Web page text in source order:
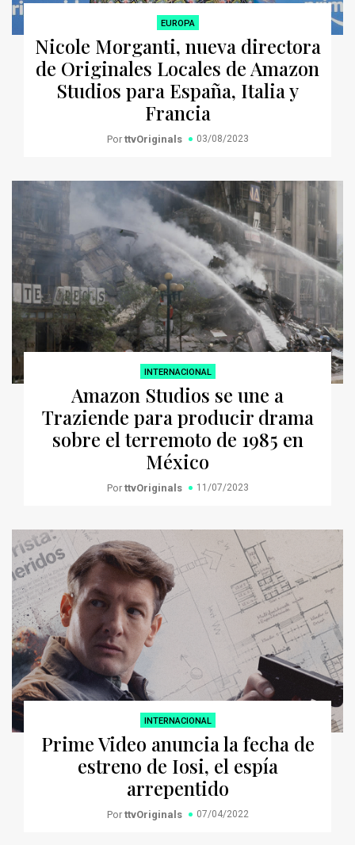
EUROPA
Nicole Morganti, nueva directora
de Originales Locales de Amazon
Studios para España, Italia y
Francia
Por ttvOriginals 03/08/2023
INTERNACIONAL
Amazon Studios se une a
Traziende para producir drama
sobre el terremoto de 1985 en
México
Por ttvOriginals 11/07/2023
INTERNACIONAL
Prime Video anuncia la fecha de
estreno de Iosi, el espía
arrepentido
Por ttvOriginals 07/04/2022